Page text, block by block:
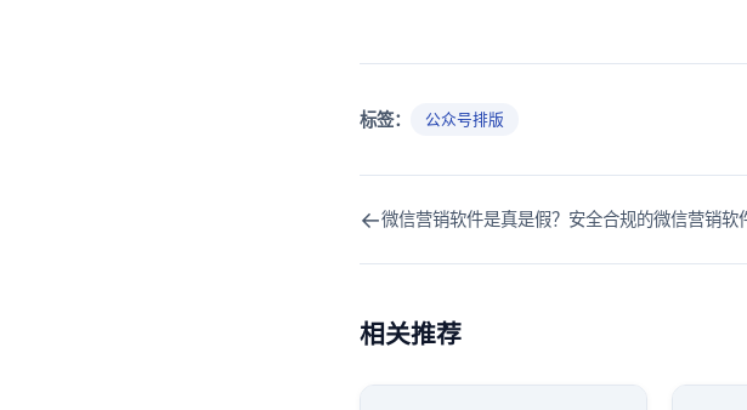
标签： 公众号排版
←微信营销软件是真是假？安全合规的微信营销软
相关推荐